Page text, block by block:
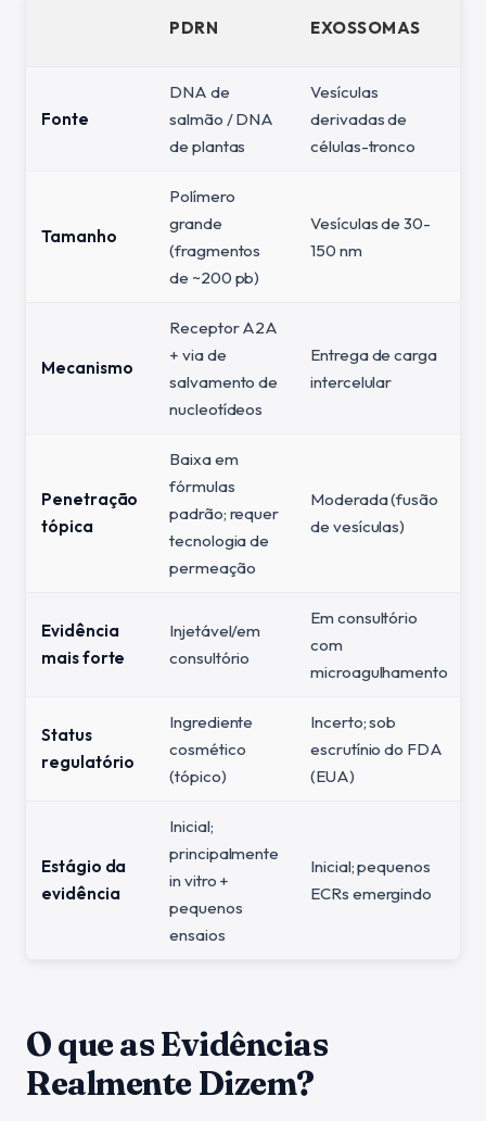
PDRN EXOSSOMAS
Fonte
DNA de
salmão / DNA
de plantas
Vesículas
derivadas de
células-tronco
Tamanho
Polímero
grande
(fragmentos
de ~200 pb)
Vesículas de 30-
150 nm
Mecanismo
Receptor A2A
+ via de
salvamento de
nucleotídeos
Entrega de carga
intercelular
Penetração
tópica
Baixa em
fórmulas
padrão; requer
tecnologia de
permeação
Moderada (fusão
de vesículas)
Evidência
mais forte
Injetável/em
consultório
Em consultório
com
microagulhamento
Status
regulatório
Ingrediente
cosmético
(tópico)
Incerto; sob
escrutínio do FDA
(EUA)
Estágio da
evidência
Inicial;
principalmente
in vitro +
pequenos
ensaios
Inicial; pequenos
ECRs emergindo
O que as Evidências
Realmente Dizem?